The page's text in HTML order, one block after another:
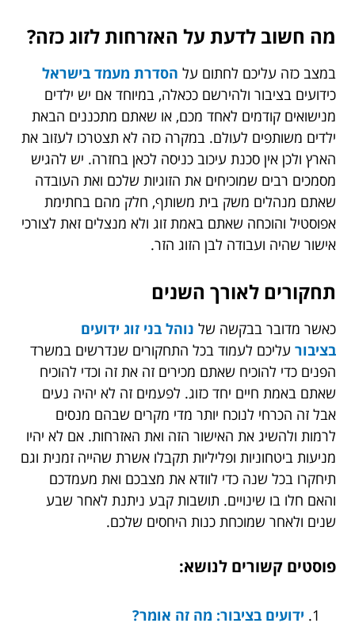
מה חשוב לדעת על האזרחות לזוג כזה?
במצב כזה עליכם לחתום על הסדרת מעמד בישראל
כידועים בציבור ולהירשם ככאלה, במיוחד אם יש ילדים
מנישואים קודמים לאחד מכם, או שאתם מתכננים הבאת
ילדים משותפים לעולם. במקרה כזה לא תצטרכו לעזוב את
הארץ ולכן אין סכנת עיכוב כניסה לכאן בחזרה. יש להגיש
מסמכים רבים שמוכיחים את הזוגיות שלכם ואת העובדה
שאתם מנהלים משק בית משותף, חלק מהם בחתימת
אפוסטיל והוכחה שאתם באמת זוג ולא מנצלים זאת לצורכי
אישור שהיה ועבודה לבן הזוג הזר.
תחקורים לאורך השנים
כאשר מדובר בבקשה של נוהל בני זוג ידועים
בציבור עליכם לעמוד בכל התחקורים שנדרשים במשרד
הפנים כדי להוכיח שאתם מכירים זה את זה וכדי להוכיח
שאתם באמת חיים יחד כזוג. לפעמים זה לא יהיה נעים
אבל זה הכרחי לנוכח יותר מדי מקרים שבהם מנסים
לרמות ולהשיג את האישור הזה ואת האזרחות. אם לא יהיו
מניעות ביטחוניות ופליליות תקבלו אשרת שהייה זמנית וגם
תיחקרו בכל שנה כדי לוודא את מצבכם ואת מעמדכם
והאם חלו בו שינויים. תושבות קבע ניתנת לאחר שבע
שנים ולאחר שמוכחת כנות היחסים שלכם.
פוסטים קשורים לנושא:
ידועים בציבור: מה זה אומר?